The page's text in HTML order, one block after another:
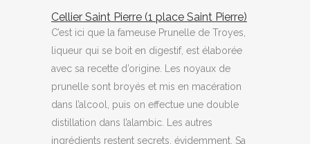
Cellier Saint Pierre (1 place Saint Pierre)
C’est ici que la fameuse Prunelle de Troyes,
liqueur qui se boit en digestif, est élaborée
avec sa recette d’origine. Les noyaux de
prunelle sont broyés et mis en macération
dans l’alcool, puis on effectue une double
distillation dans l’alambic. Les autres
ingrédients restent secrets, évidemment. Sa